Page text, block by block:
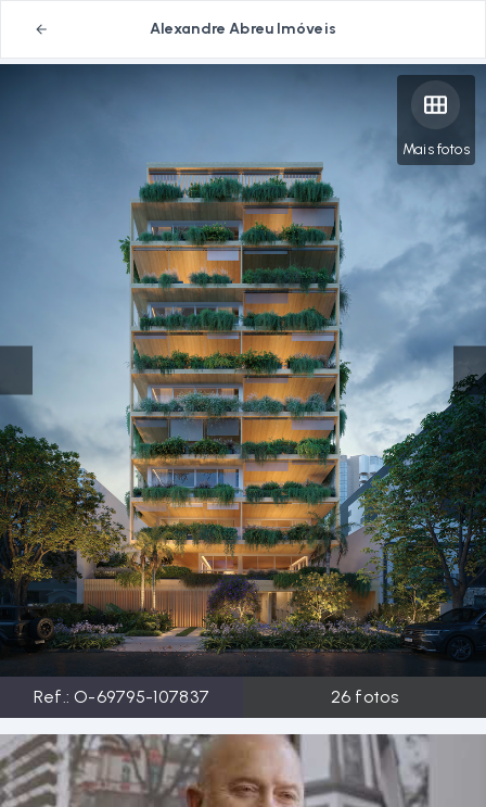
Alexandre Abreu Imóveis
Mais fotos
Ref.: O-69795-107837 26 fotos